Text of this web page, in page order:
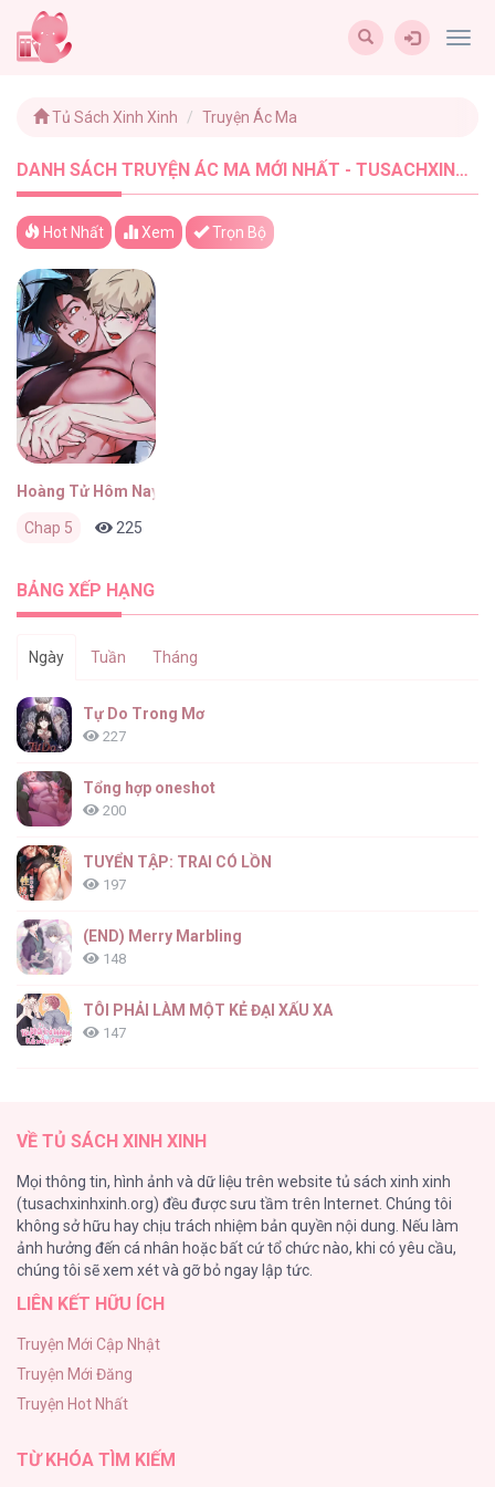
Tủ Sách Xinh Xinh Truyện Ác Ma
DANH SÁCH TRUYỆN ÁC MA MỚI NHẤT - TUSACHXINHXINH (1)
Hot Nhất Xem Trọn Bộ
Hoàng Tử Hôm Nay Ngài Đã Được Lấp Đầy Chưa
Chap 5 225
BẢNG XẾP HẠNG
Ngày Tuần Tháng
Tự Do Trong Mơ
227
Tổng hợp oneshot
200
TUYỂN TẬP: TRAI CÓ LỒN
197
(END) Merry Marbling
148
TÔI PHẢI LÀM MỘT KẺ ĐẠI XẤU XA
147
116
Làm vị cứu tinh thật dễ dàng
113
|END| Định Tên Mối Quan Hệ
Phạm Luật
106
VỀ TỦ SÁCH XINH XINH
Mọi thông tin, hình ảnh và dữ liệu trên website tủ sách xinh xinh
(tusachxinhxinh.org) đều được sưu tầm trên Internet. Chúng tôi
không sở hữu hay chịu trách nhiệm bản quyền nội dung. Nếu làm
ảnh hưởng đến cá nhân hoặc bất cứ tổ chức nào, khi có yêu cầu,
chúng tôi sẽ xem xét và gỡ bỏ ngay lập tức.
LIÊN KẾT HỮU ÍCH
Truyện Mới Cập Nhật
Truyện Mới Đăng
Truyện Hot Nhất
TỪ KHÓA TÌM KIẾM